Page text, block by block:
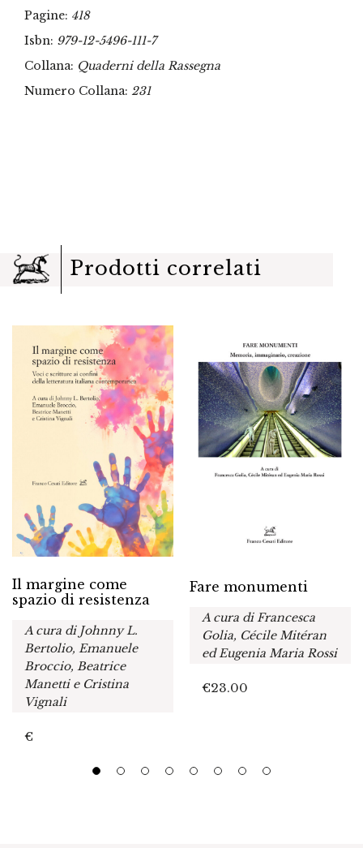
Pagine: 418
Isbn: 979-12-5496-111-7
Collana: Quaderni della Rassegna
Numero Collana: 231
Prodotti correlati
Il margine come
spazio di resistenza
A cura di Johnny L.
Bertolio, Emanuele
Broccio, Beatrice
Manetti e Cristina
Vignali
€
Fare monumenti
A cura di Francesca
Golia, Cécile Mitéran
ed Eugenia Maria Rossi
€23.00